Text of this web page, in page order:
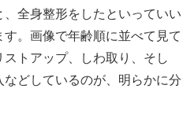
全身整形をしたといっていい
。画像で年齢順に並べて見て
トアップ、しわ取り、そし
どしているのが、明らかに分